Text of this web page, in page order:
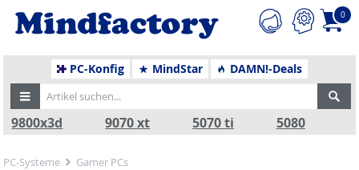
0
PC-Konfig MindStar DAMN!-Deals
9800x3d 9070 xt 5070 ti 5080
PC-Systeme Gamer PCs